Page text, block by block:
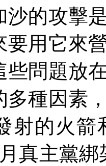
沙的攻擊
要用它來
些問題放
多種因素
射的火
月真主黨綁